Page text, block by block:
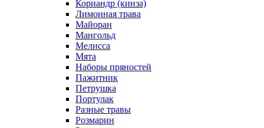
Кориандр (кинза)
Лимонная трава
Майоран
Мангольд
Мелисса
Мята
Наборы пряностей
Пажитник
Петрушка
Портулак
Разные травы
Розмарин